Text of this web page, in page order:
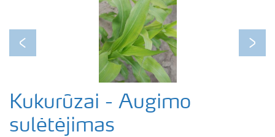
Previous Next
Kukurūzai - Augimo
sulėtėjimas